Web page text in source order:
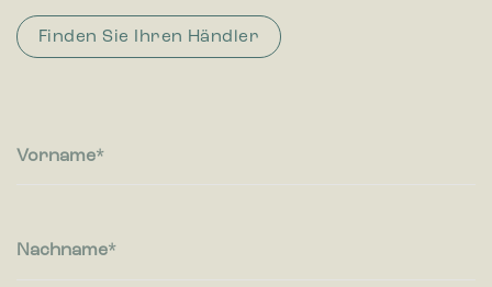
Sprache oder die Region in der Sie sich befinden.
relevant und ansprechend für den einzelnen Benutzer sind
Finden Sie Ihren Händler
Vorname
Nachname